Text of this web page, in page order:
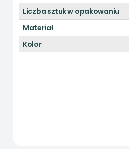
Liczba sztuk w opakowaniu
Materiał
Kolor